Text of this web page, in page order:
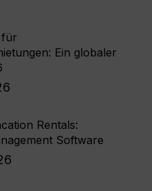
Ein globaler
Rentals:
Software